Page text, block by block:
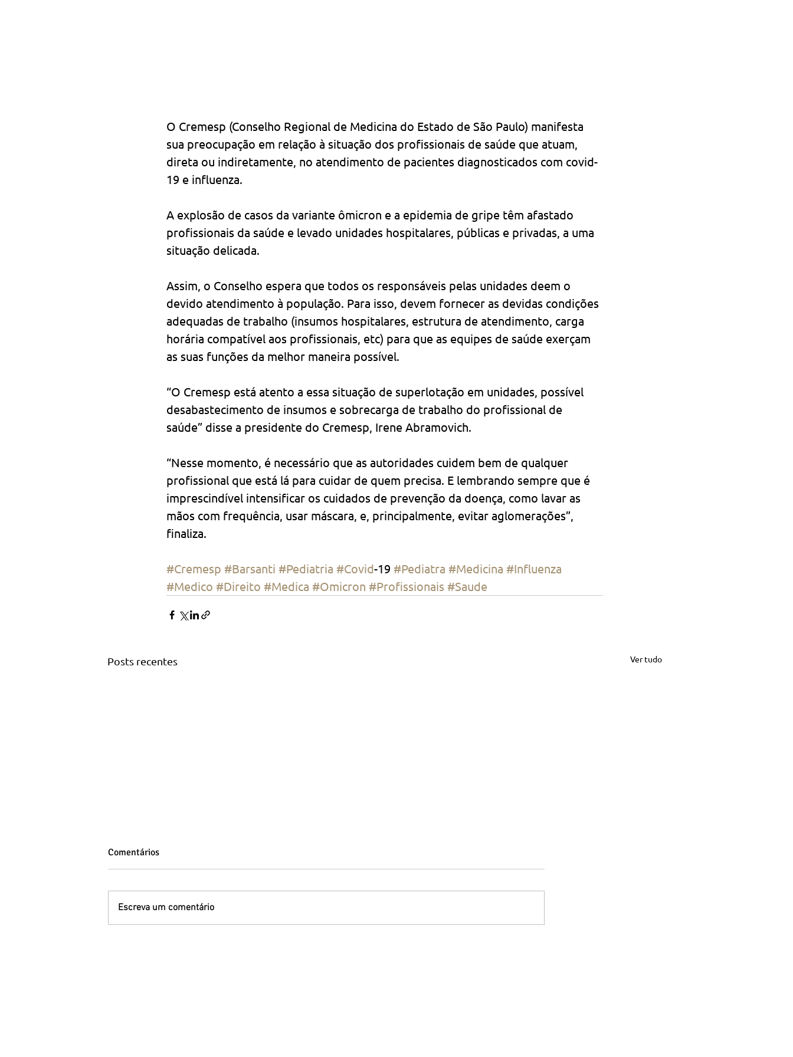
O Cremesp (Conselho Regional de Medicina do Estado de São Paulo) manifesta
sua preocupação em relação à situação dos profissionais de saúde que atuam,
direta ou indiretamente, no atendimento de pacientes diagnosticados com covid-
19 e influenza.
A explosão de casos da variante ômicron e a epidemia de gripe têm afastado
profissionais da saúde e levado unidades hospitalares, públicas e privadas, a uma
situação delicada.
Assim, o Conselho espera que todos os responsáveis pelas unidades deem o
devido atendimento à população. Para isso, devem fornecer as devidas condições
adequadas de trabalho (insumos hospitalares, estrutura de atendimento, carga
horária compatível aos profissionais, etc) para que as equipes de saúde exerçam
as suas funções da melhor maneira possível.
“O Cremesp está atento a essa situação de superlotação em unidades, possível
desabastecimento de insumos e sobrecarga de trabalho do profissional de
saúde” disse a presidente do Cremesp, Irene Abramovich.
“Nesse momento, é necessário que as autoridades cuidem bem de qualquer
profissional que está lá para cuidar de quem precisa. E lembrando sempre que é
imprescindível intensificar os cuidados de prevenção da doença, como lavar as
mãos com frequência, usar máscara, e, principalmente, evitar aglomerações”,
finaliza.
#Cremesp #Barsanti #Pediatria #Covid-19 #Pediatra #Medicina #Influenza
#Medico #Direito #Medica #Omicron #Profissionais #Saude
Posts recentes Ver tudo
Comentários
Escreva um comentário